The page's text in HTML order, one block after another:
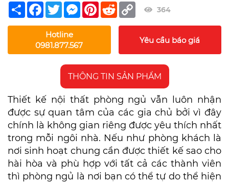
Share Facebook
TwitterMessengerPinterest
Reddit Copy
Link
364
Hotline
0981.877.567
Yêu cầu báo giá
THÔNG TIN SẢN PHẨM
Thiết kế nội thất phòng ngủ vẫn luôn nhận
được sự quan tâm của các gia chủ bởi vì đây
chính là không gian riêng được yêu thích nhất
trong mỗi ngôi nhà. Nếu như phòng khách là
nơi sinh hoạt chung cần được thiết kế sao cho
hài hòa và phù hợp với tất cả các thành viên
thì phòng ngủ là nơi bạn có thể tự do thể hiện